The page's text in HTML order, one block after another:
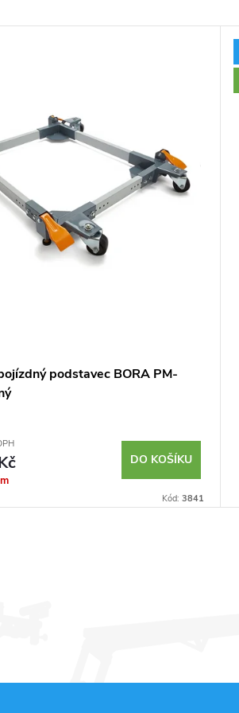
podstavec BORA PM-
DO KOŠÍKU
Kód: 3841